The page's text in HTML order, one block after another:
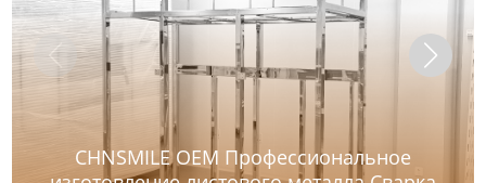
CHNSMILE OEM Профессиональное